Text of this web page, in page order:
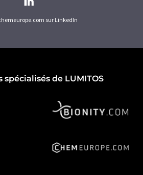
sur LinkedIn
spécialisés de LUMITOS